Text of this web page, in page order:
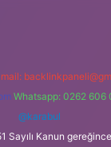
Whatsapp: 0262 606
@karabul
Sayılı Kanun